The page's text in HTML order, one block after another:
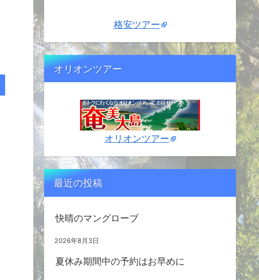
格安ツアー
オリオンツアー
オリオンツアー
最近の投稿
快晴のマングローブ
2026年8月3日
夏休み期間中の予約はお早めに